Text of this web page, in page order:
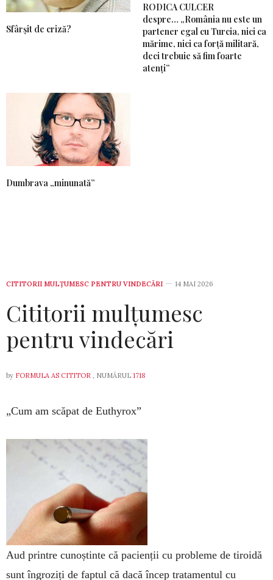
Sfârșit de criză?
RODICA CULCER
despre… „România nu este un
partener egal cu Turcia, nici ca
mărime, nici ca forță militară,
deci trebuie să fim foarte
atenți”
Dumbrava „minunată”
CITITORII MULȚUMESC PENTRU VINDECĂRI 14 MAI 2026
Cititorii mulțumesc
pentru vindecări
by FORMULA AS CITITOR , NUMĂRUL 1718
„Cum am scăpat de Euthyrox”
Aud printre cunoștinte că pacienții cu probleme de tiroidă
sunt îngroziți de faptul că dacă încep tratamentul cu